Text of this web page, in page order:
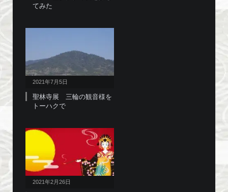
てみた
2021年7月5日
聖林寺展 三輪の観音様を
トーハクで
2021年2月26日